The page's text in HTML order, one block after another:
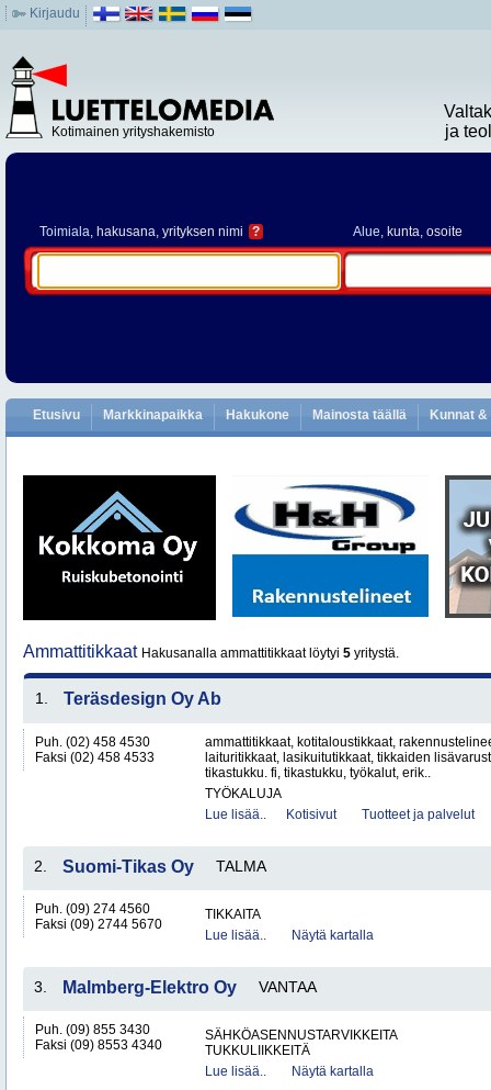
Kirjaudu
Kotimainen yrityshakemisto
ja
Toimiala, hakusana, yrityksen nimi ? Alue, kunta, osoite
Etusivu Markkinapaikka Hakukone Mainosta täällä Kunnat
Ammattitikkaat Hakusanalla ammattitikkaat löytyi 5 yritystä.
1. Teräsdesign Oy Ab
Puh. (02) 458 4530
Faksi (02) 458 4533
ammattitikkaat, kotitaloustikkaat,
laituritikkaat, lasikuitutikkaat, tikkaiden
tikastukku. fi, tikastukku, työkalut, erik..
TYÖKALUJA
Lue lisää..
Kotisivut Tuotteet ja palvelut
2. Suomi-Tikas Oy TALMA
Puh. (09) 274 4560
Faksi (09) 2744 5670
TIKKAITA
Lue lisää..
Näytä kartalla
3. Malmberg-Elektro Oy VANTAA
Puh. (09) 855 3430
Faksi (09) 8553 4340
SÄHKÖASENNUSTARVIKKEITA
TUKKULIIKKEITÄ
Lue lisää..
Näytä kartalla